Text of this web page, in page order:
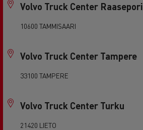
Volvo Truck Center Raasepori
10600 TAMMISAARI
Volvo Truck Center Tampere
33100 TAMPERE
Volvo Truck Center Turku
21420 LIETO